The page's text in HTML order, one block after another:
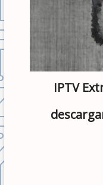
IPTV Extreme: añadir lista,